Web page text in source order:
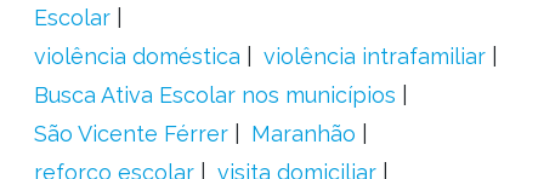
Escolar
violência doméstica
violência intrafamiliar
Busca Ativa Escolar nos municípios
São Vicente Férrer
Maranhão
reforço escolar
visita domiciliar